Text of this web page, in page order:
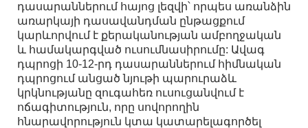
դասարաններում հայոց լեզվի՝ որպես առանձին
առարկայի դասավանդման ընթացքում
կարևորվում է քերականության ամբողջական
և համակարգված ուսումնասիրումը: Ավագ
դպրոցի 10-12-րդ դասարաններում հիմնական
դպրոցում անցած նյութի պարուրաձև
կրկնությանը զուգահեռ ուսուցանվում է
ոճագիտություն, որը սովորողին
հնարավորություն կտա կատարելագործել